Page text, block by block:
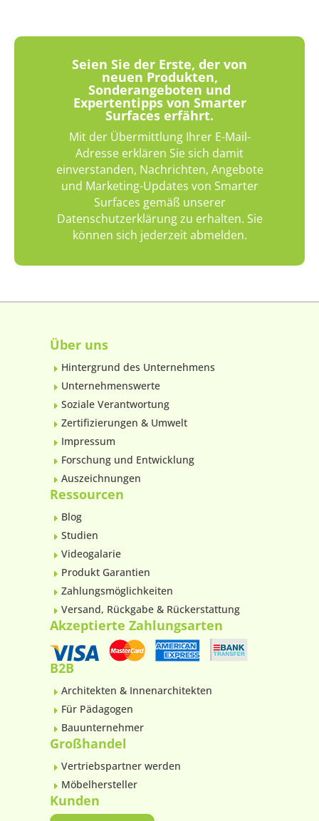
Seien Sie der Erste, der von
neuen Produkten,
Sonderangeboten und
Expertentipps von Smarter
Surfaces erfährt.
Mit der Übermittlung Ihrer E-Mail-
Adresse erklären Sie sich damit
einverstanden, Nachrichten, Angebote
und Marketing-Updates von Smarter
Surfaces gemäß unserer
Datenschutzerklärung zu erhalten. Sie
können sich jederzeit abmelden.
Über uns
E Hintergrund des Unternehmens
E Unternehmenswerte
E Soziale Verantwortung
E Zertifizierungen & Umwelt
E Impressum
E Forschung und Entwicklung
E Auszeichnungen
Ressourcen
E Blog
E Studien
E Videogalarie
E Produkt Garantien
E Zahlungsmöglichkeiten
E Versand, Rückgabe & Rückerstattung
Akzeptierte Zahlungsarten
B2B
E Architekten & Innenarchitekten
E Für Pädagogen
E Bauunternehmer
Großhandel
E Vertriebspartner werden
E Möbelhersteller
Kunden